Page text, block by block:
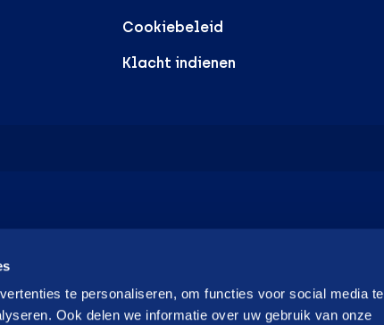
te personaliseren, om functies voor social media te
Ook delen we informatie over uw gebruik van onze
Cookiebeleid
Klacht indienen